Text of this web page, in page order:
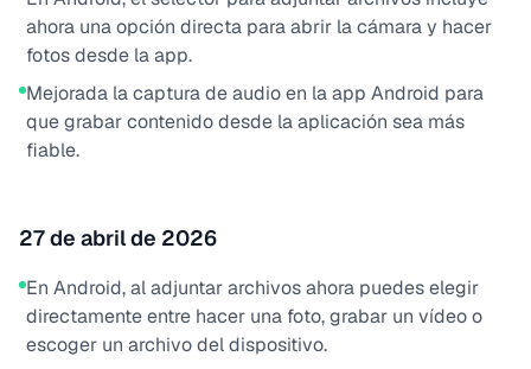
ahora una opción directa para abrir la cámara y hacer
fotos desde la app.
Mejorada la captura de audio en la app Android para
que grabar contenido desde la aplicación sea más
fiable.
27 de abril de 2026
En Android, al adjuntar archivos ahora puedes elegir
directamente entre hacer una foto, grabar un vídeo o
escoger un archivo del dispositivo.